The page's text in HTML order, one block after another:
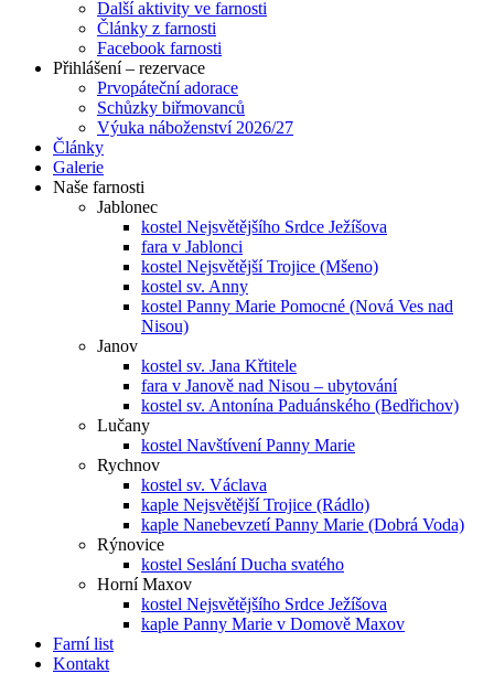
Další aktivity ve farnosti
Články z farnosti
Facebook farnosti
Přihlášení – rezervace
Prvopáteční adorace
Schůzky biřmovanců
Výuka náboženství 2026/27
Články
Galerie
Naše farnosti
Jablonec
kostel Nejsvětějšího Srdce Ježíšova
fara v Jablonci
kostel Nejsvětější Trojice (Mšeno)
kostel sv. Anny
kostel Panny Marie Pomocné (Nová Ves nad
Nisou)
Janov
kostel sv. Jana Křtitele
fara v Janově nad Nisou – ubytování
kostel sv. Antonína Paduánského (Bedřichov)
Lučany
kostel Navštívení Panny Marie
Rychnov
kostel sv. Václava
kaple Nejsvětější Trojice (Rádlo)
kaple Nanebevzetí Panny Marie (Dobrá Voda)
Rýnovice
kostel Seslání Ducha svatého
Horní Maxov
kostel Nejsvětějšího Srdce Ježíšova
kaple Panny Marie v Domově Maxov
Farní list
Kontakt